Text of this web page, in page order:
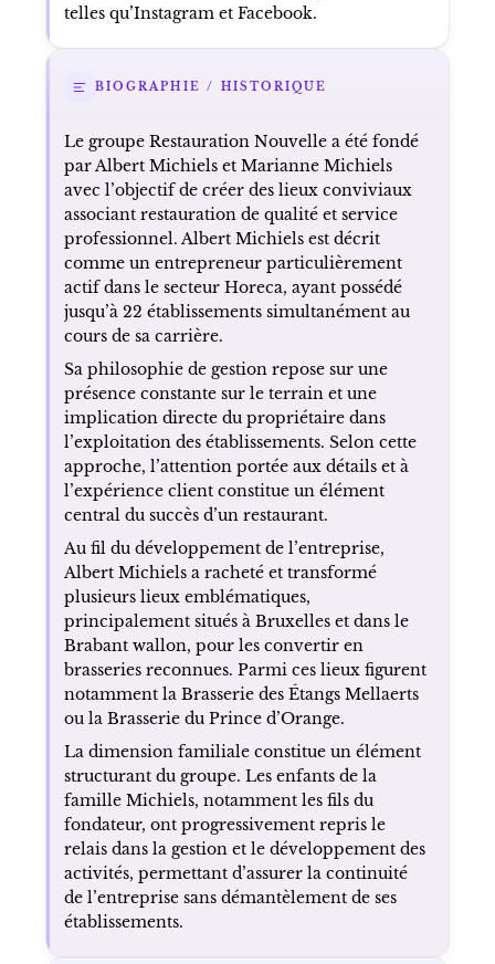
telles qu’Instagram et Facebook.
BIOGRAPHIE / HISTORIQUE
Le groupe Restauration Nouvelle a été fondé
par Albert Michiels et Marianne Michiels
avec l’objectif de créer des lieux conviviaux
associant restauration de qualité et service
professionnel. Albert Michiels est décrit
comme un entrepreneur particulièrement
actif dans le secteur Horeca, ayant possédé
jusqu’à 22 établissements simultanément au
cours de sa carrière.
Sa philosophie de gestion repose sur une
présence constante sur le terrain et une
implication directe du propriétaire dans
l’exploitation des établissements. Selon cette
approche, l’attention portée aux détails et à
l’expérience client constitue un élément
central du succès d’un restaurant.
Au fil du développement de l’entreprise,
Albert Michiels a racheté et transformé
plusieurs lieux emblématiques,
principalement situés à Bruxelles et dans le
Brabant wallon, pour les convertir en
brasseries reconnues. Parmi ces lieux figurent
notamment la Brasserie des Étangs Mellaerts
ou la Brasserie du Prince d’Orange.
La dimension familiale constitue un élément
structurant du groupe. Les enfants de la
famille Michiels, notamment les fils du
fondateur, ont progressivement repris le
relais dans la gestion et le développement des
activités, permettant d’assurer la continuité
de l’entreprise sans démantèlement de ses
établissements.